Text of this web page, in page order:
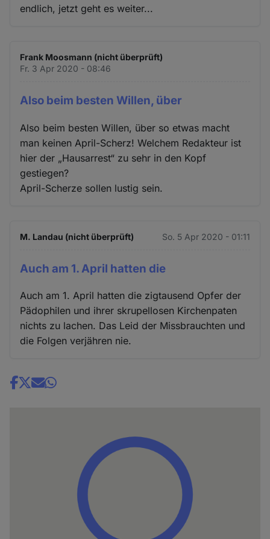
endlich, jetzt geht es weiter...
Frank Moosmann (nicht überprüft)
Fr. 3 Apr 2020 - 08:46
Also beim besten Willen, über
Also beim besten Willen, über so etwas macht
man keinen April-Scherz! Welchem Redakteur ist
hier der „Hausarrest“ zu sehr in den Kopf
gestiegen?
April-Scherze sollen lustig sein.
M. Landau (nicht überprüft) So. 5 Apr 2020 - 01:11
Auch am 1. April hatten die
Auch am 1. April hatten die zigtausend Opfer der
Pädophilen und ihrer skrupellosen Kirchenpaten
nichts zu lachen. Das Leid der Missbrauchten und
die Folgen verjähren nie.
Share